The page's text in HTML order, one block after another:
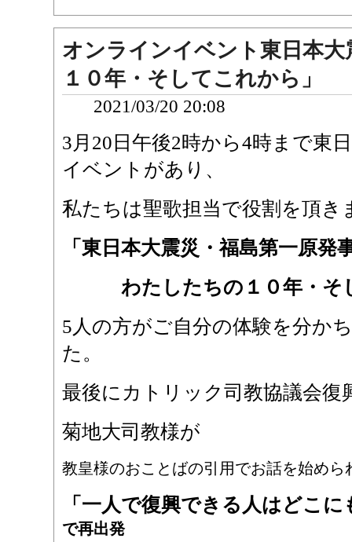
オンラインイベント東日本
１０年・そしてこれから」
2021/03/20 20:08
3月20日午後2時から4時まで東
イベントがあり、
私たちは聖歌担当で役割を頂き
「東日本大震災・福島第一原
わたしたちの１０年・そ
5人の方がご自分の体験を分か
た。
最後にカトリック司教協議会復
菊地大司教様が
教皇様のおことばの引用でお話を始めら
「一人で復興できる人はどこに
で再出発